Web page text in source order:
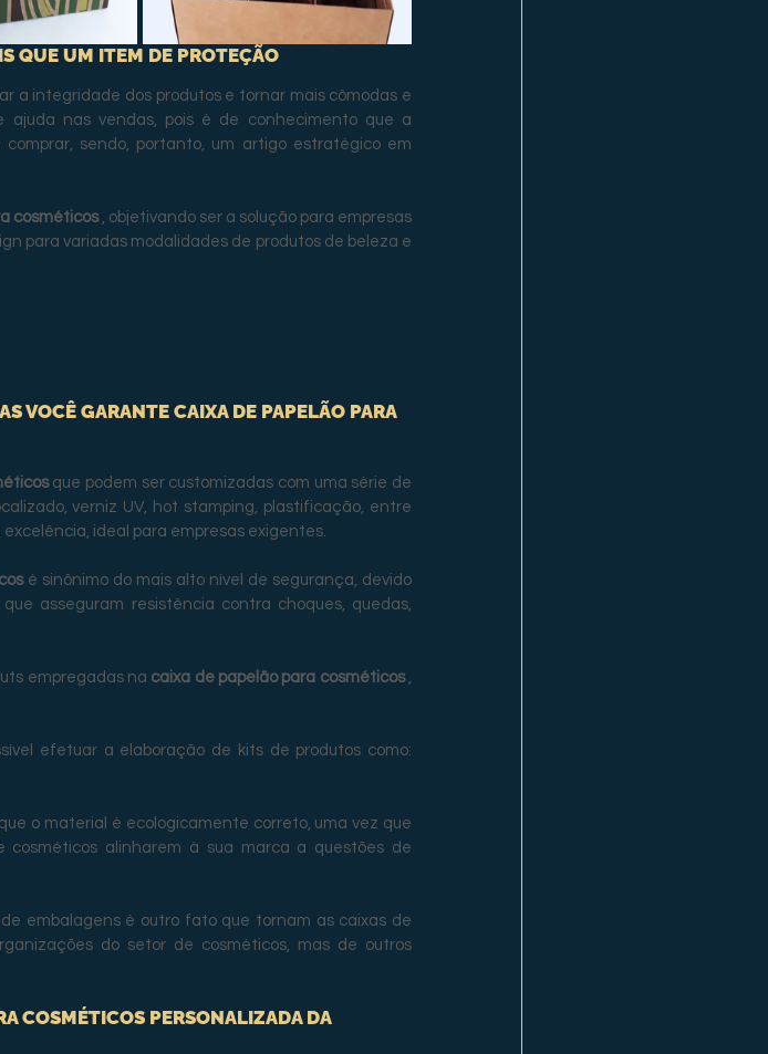
QUE UM ITEM DE PROTEÇÃO
a integridade dos produtos e tornar mais cômodas e
ajuda nas vendas, pois é de conhecimento que a
sendo, portanto, um artigo estratégico em
cosméticos , objetivando ser a solução para empresas
para variadas modalidades de produtos de beleza e
VOCÊ GARANTE CAIXA DE PAPELÃO PARA
que podem ser customizadas com uma série de
verniz UV, hot stamping, plastificação, entre
ideal para empresas exigentes.
é sinônimo do mais alto nível de segurança, devido
asseguram resistência contra choques, quedas,
empregadas na caixa de papelão para cosméticos ,
efetuar a elaboração de kits de produtos como:
o material é ecologicamente correto, uma vez que
cosméticos alinharem à sua marca a questões de
embalagens é outro fato que tornam as caixas de
do setor de cosméticos, mas de outros
COSMÉTICOS PERSONALIZADA DA